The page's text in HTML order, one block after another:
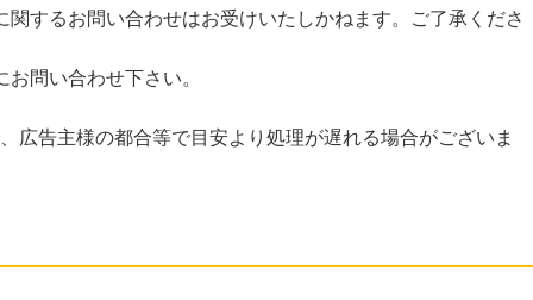
するお問い合わせはお受けいたしかねます。ご了承くださ
問い合わせ下さい。
告主様の都合等で目安より処理が遅れる場合がございま